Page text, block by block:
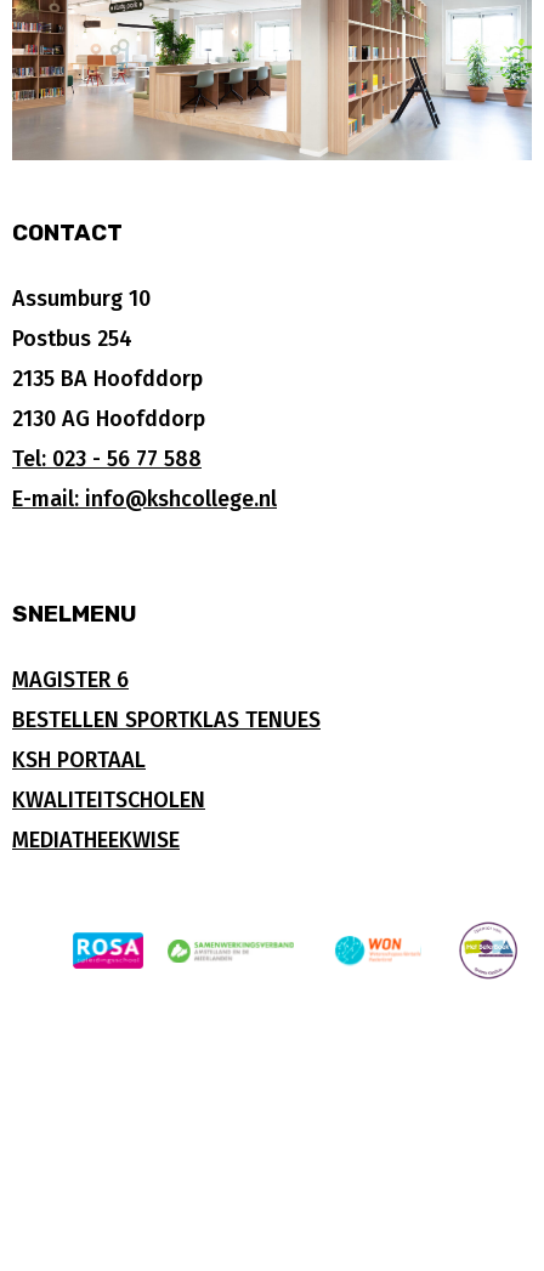
CONTACT
Assumburg 10
Postbus 254
2135 BA Hoofddorp
2130 AG Hoofddorp
Tel: 023 - 56 77 588
E-mail: info@kshcollege.nl
SNELMENU
MAGISTER 6
BESTELLEN SPORTKLAS TENUES
KSH PORTAAL
KWALITEITSCHOLEN
MEDIATHEEKWISE